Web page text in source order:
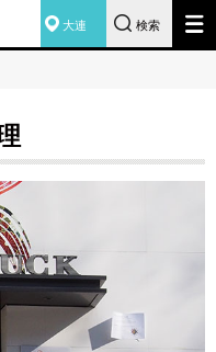
大連 検索